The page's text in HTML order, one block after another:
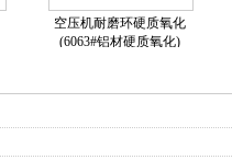
空压机耐磨环硬质氧化
(6063#铝材硬质氧化)